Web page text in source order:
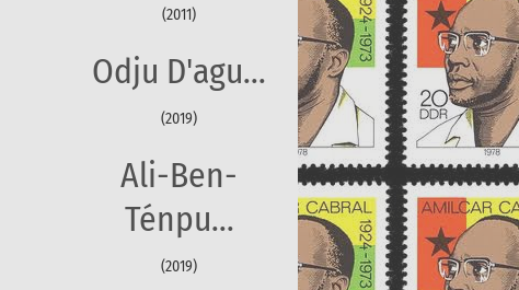
(2011)
Odju D'agu...
(2019)
Ali-Ben-
Ténpu...
(2019)